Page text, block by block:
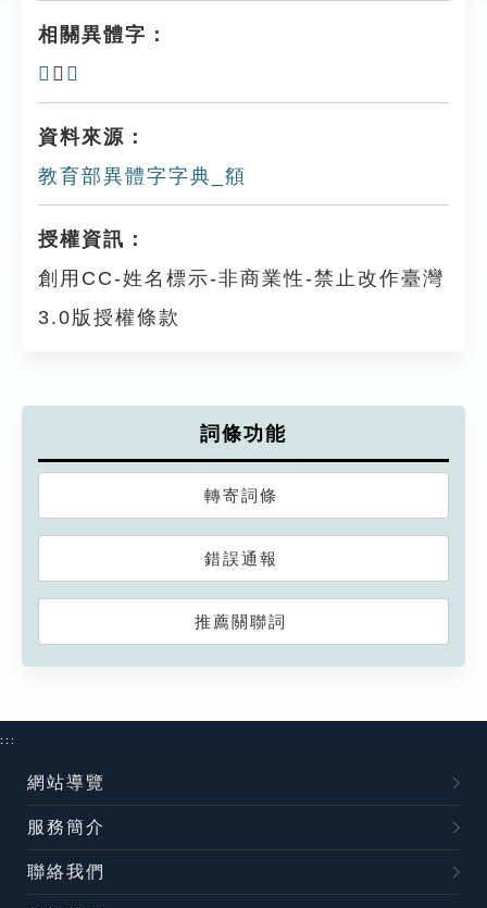
相關異體字：
𩒶 、 𩓰
資料來源：
教育部異體字字典_頯
授權資訊：
創用CC-姓名標示-非商業性-禁止改作臺灣
3.0版授權條款
詞條功能
轉寄詞條
錯誤通報
推薦關聯詞
:::
網站導覽
服務簡介
聯絡我們